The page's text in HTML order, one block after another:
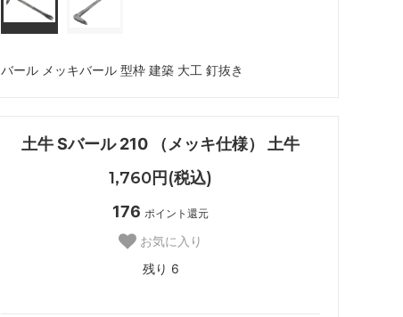
バール メッキバール 型枠 建築 大工 釘抜き
土牛 Sバール 210 （メッキ仕様） 土牛
1,760円(税込)
176 ポイント還元
お気に入り
残り 6